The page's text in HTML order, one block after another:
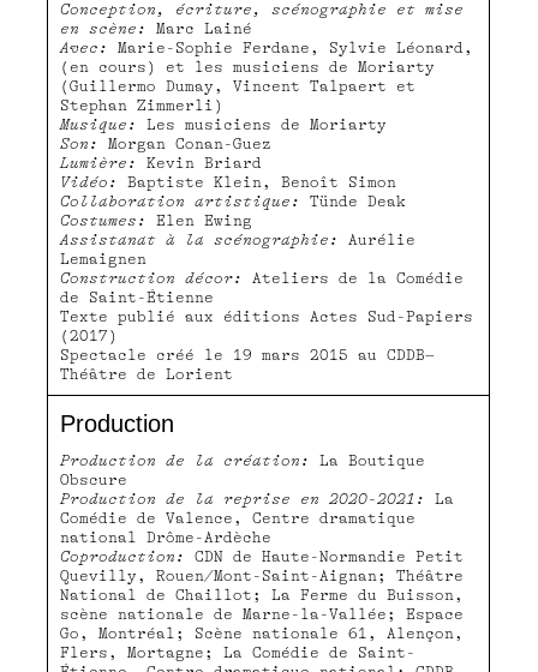
Conception, écriture, scénographie et mise
en scène:
Marc Lainé
Avec:
Marie-Sophie Ferdane, Sylvie Léonard,
(en cours) et les musiciens de Moriarty
(Guillermo Dumay, Vincent Talpaert et
Stephan Zimmerli)
Musique:
Les musiciens de Moriarty
Son:
Morgan Conan-Guez
Lumière:
Kevin Briard
Vidéo:
Baptiste Klein, Benoît Simon
Collaboration artistique:
Tünde Deak
Costumes:
Elen Ewing
Assistanat à la scénographie:
Aurélie
Lemaignen
Construction décor:
Ateliers de la Comédie
de Saint-Étienne
Texte publié aux éditions Actes Sud-Papiers
(2017)
Spectacle créé le 19 mars 2015 au CDDB–
Théâtre de Lorient
Production
Production de la création:
La Boutique
Obscure
Production de la reprise en 2020-2021:
La
Comédie de Valence, Centre dramatique
national Drôme-Ardèche
Coproduction:
CDN de Haute-Normandie Petit
Quevilly, Rouen/Mont-Saint-Aignan; Théâtre
National de Chaillot; La Ferme du Buisson,
scène nationale de Marne-la-Vallée; Espace
Go, Montréal; Scène nationale 61, Alençon,
Flers, Mortagne; La Comédie de Saint-